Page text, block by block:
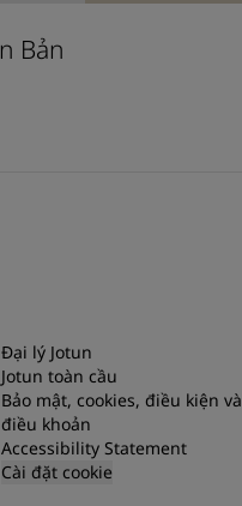
Bản
Đại lý Jotun
Jotun toàn cầu
Bảo mật, cookies, điều kiện và
điều khoản
Accessibility Statement
Cài đặt cookie